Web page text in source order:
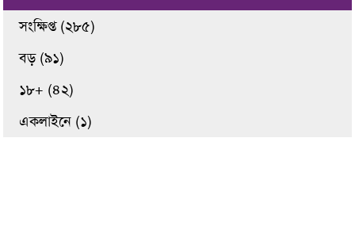
সংক্ষিপ্ত (২৮৫)
বড় (৯১)
১৮+ (৪২)
একলাইনে (১)